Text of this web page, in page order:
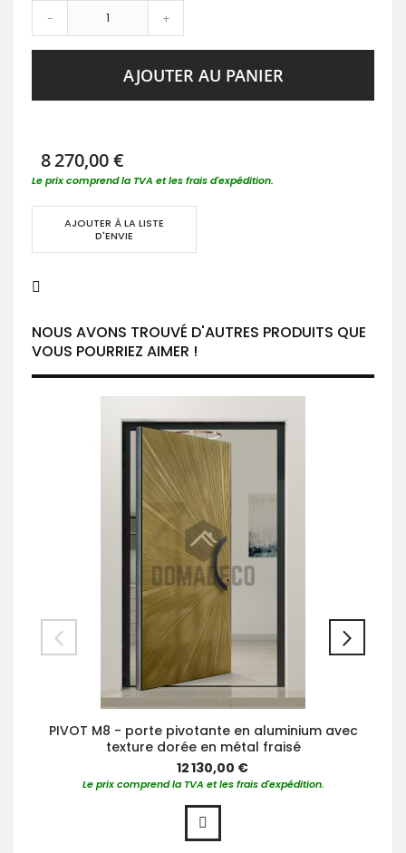
- +
AJOUTER AU PANIER
8 270,00 €
Le prix comprend la TVA et les frais d'expédition.
AJOUTER À LA LISTE
D'ENVIE
NOUS AVONS TROUVÉ D'AUTRES PRODUITS QUE
VOUS POURRIEZ AIMER !
PIVOT M8 - porte pivotante en aluminium avec
texture dorée en métal fraisé
12 130,00 €
Le prix comprend la TVA et les frais d'expédition.